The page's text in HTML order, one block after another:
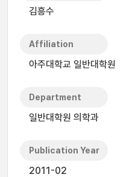
김흥수
Affiliation
아주대학교 일반대학원
Department
일반대학원 의학과
Publication Year
2011-02